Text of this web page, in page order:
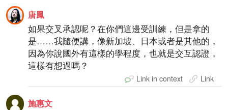
唐鳳
如果交叉承認呢？在你們這邊受訓練，但是拿的
是……我隨便講，像新加坡、日本或者是其他的，
因為你說國外有這樣的學程度，也就是交互認證，
這樣有想過嗎？
Link in context Link
施惠文